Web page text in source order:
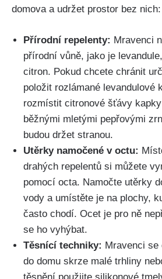
domova a udržet prostor bez nich:
Přírodní repelenty: Mravenci
přírodní vůně, jako je
⁤citron. Pokud chcete chránit
položit rozlámané levandulové
rozmístit citronové šťávy
běžnými ⁣mletými pepřovými
budou držet stranou.
Utěrky namočené v octu:
⁢drahých repelentů si můžete
pomocí octa. Namočte utěrky
vody a umístěte je na plochy,
často chodí. Ocet ​je pro ⁤ně
se ho vyhýbat.
Těsnící techniky: Mravenci
do domu skrze ‌malé trhliny
těsnění ​použijte‍ silikonové